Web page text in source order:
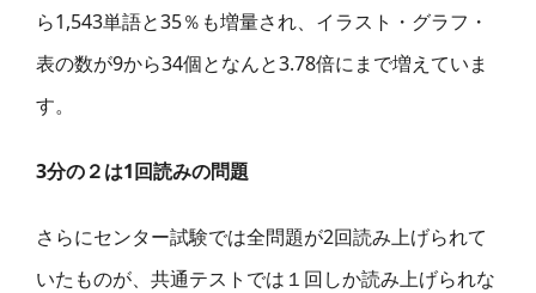
ら1,543単語と35％も増量され、イラスト・グラフ・
表の数が9から34個となんと3.78倍にまで増えていま
す。
3分の２は1回読みの問題
さらにセンター試験では全問題が2回読み上げられて
いたものが、共通テストでは１回しか読み上げられな